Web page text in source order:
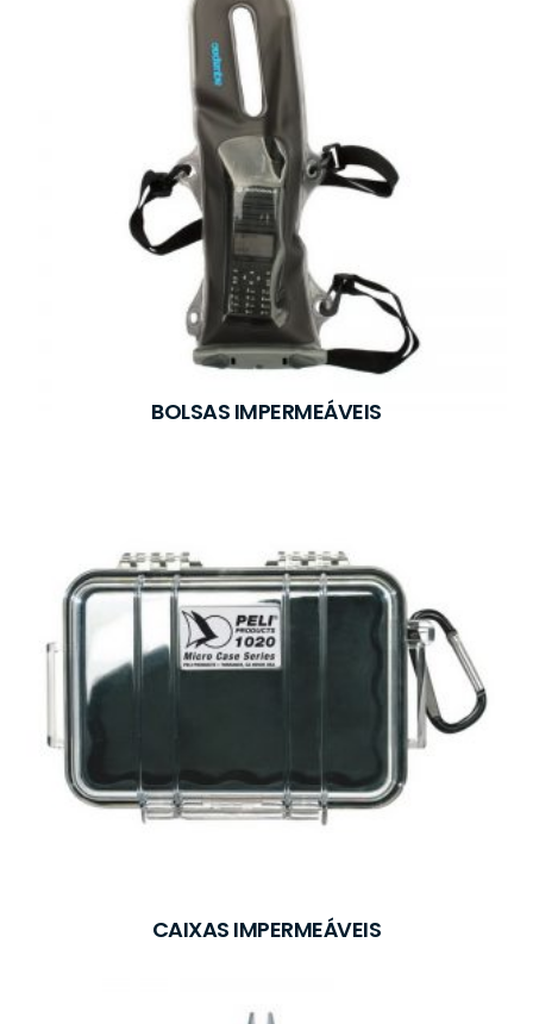
BOLSAS IMPERMEÁVEIS
CAIXAS IMPERMEÁVEIS